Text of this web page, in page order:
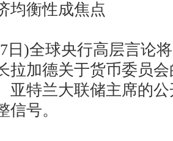
均衡性成焦点
)全球央行高层言论将
拉加德关于货币委员
亚特兰大联储主席的
信号。